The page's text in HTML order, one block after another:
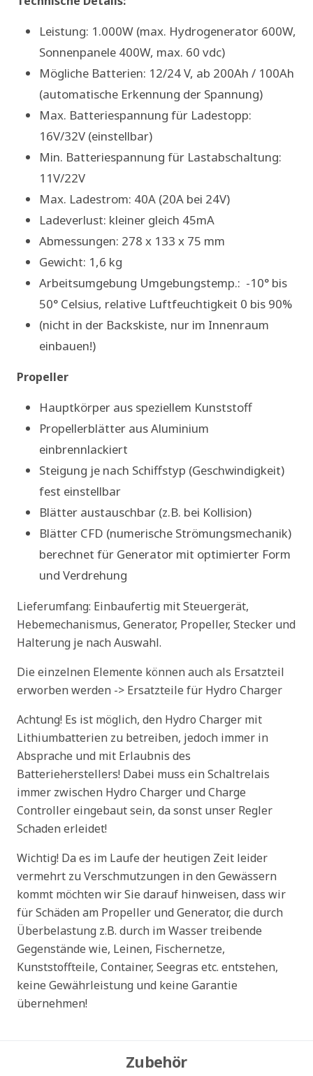
Leistung: 1.000W (max. Hydrogenerator 600W,
Sonnenpanele 400W, max. 60 vdc)
Mögliche Batterien: 12/24 V, ab 200Ah / 100Ah
(automatische Erkennung der Spannung)
Max. Batteriespannung für Ladestopp:
16V/32V (einstellbar)
Min. Batteriespannung für Lastabschaltung:
11V/22V
Max. Ladestrom: 40A (20A bei 24V)
Ladeverlust: kleiner gleich 45mA
Abmessungen: 278 x 133 x 75 mm
Gewicht: 1,6 kg
Arbeitsumgebung Umgebungstemp.: -10° bis
50° Celsius, relative Luftfeuchtigkeit 0 bis 90%
(nicht in der Backskiste, nur im Innenraum
einbauen!)
Propeller
Hauptkörper aus speziellem Kunststoff
Propellerblätter aus Aluminium
einbrennlackiert
Steigung je nach Schiffstyp (Geschwindigkeit)
fest einstellbar
Blätter austauschbar (z.B. bei Kollision)
Blätter CFD (numerische Strömungsmechanik)
berechnet für Generator mit optimierter Form
und Verdrehung
Lieferumfang: Einbaufertig mit Steuergerät,
Hebemechanismus, Generator, Propeller, Stecker und
Halterung je nach Auswahl.
Die einzelnen Elemente können auch als Ersatzteil
erworben werden -> Ersatzteile für Hydro Charger
Achtung! Es ist möglich, den Hydro Charger mit
Lithiumbatterien zu betreiben, jedoch immer in
Absprache und mit Erlaubnis des
Batterieherstellers! Dabei muss ein Schaltrelais
immer zwischen Hydro Charger und Charge
Controller eingebaut sein, da sonst unser Regler
Schaden erleidet!
Wichtig! Da es im Laufe der heutigen Zeit leider
vermehrt zu Verschmutzungen in den Gewässern
kommt möchten wir Sie darauf hinweisen, dass wir
für Schäden am Propeller und Generator, die durch
Überbelastung z.B. durch im Wasser treibende
Gegenstände wie, Leinen, Fischernetze,
Kunststoffteile, Container, Seegras etc. entstehen,
keine Gewährleistung und keine Garantie
übernehmen!
Zubehör